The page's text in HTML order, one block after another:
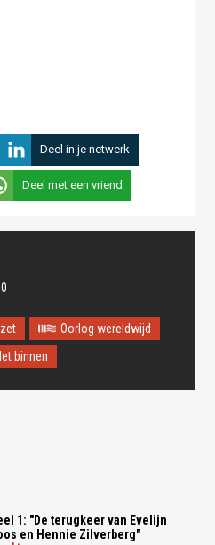
Deel in je netwerk
Deel met een vriend
Oorlog wereldwijd
binnen
1: "De terugkeer van Evelijn
en Hennie Zilverberg"